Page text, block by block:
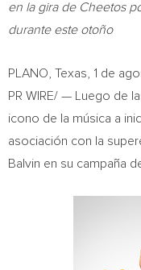
en la gira de Cheetos
durante este otoño
PLANO, Texas 1 de
PR WIRE/ — Luego de
icono de la música a
asociación con la
Balvin en su campaña